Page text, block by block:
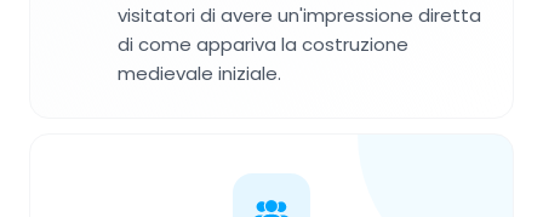
visitatori di avere un'impressione diretta
di come appariva la costruzione
medievale iniziale.